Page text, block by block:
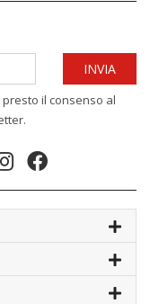
, presto il consenso al